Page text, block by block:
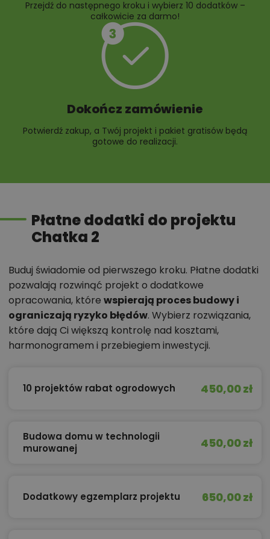
Przejdź do następnego kroku i wybierz 10 dodatków –
całkowicie za darmo!
Dokończ zamówienie
Potwierdź zakup, a Twój projekt i pakiet gratisów będą
gotowe do realizacji.
Płatne dodatki do projektu
Chatka 2
Buduj świadomie od pierwszego kroku. Płatne dodatki
pozwalają rozwinąć projekt o dodatkowe
opracowania, które wspierają proces budowy i
ograniczają ryzyko błędów. Wybierz rozwiązania,
które dają Ci większą kontrolę nad kosztami,
harmonogramem i przebiegiem inwestycji.
10 projektów rabat ogrodowych 450,00 zł
Budowa domu w technologii
murowanej
450,00 zł
Dodatkowy egzemplarz projektu 650,00 zł